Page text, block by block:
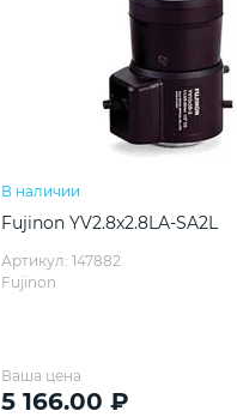
В наличии
Fujinon YV2.8x2.8LA-SA2L
Артикул: 147882
Fujinon
Ваша цена
5 166.00 ₽